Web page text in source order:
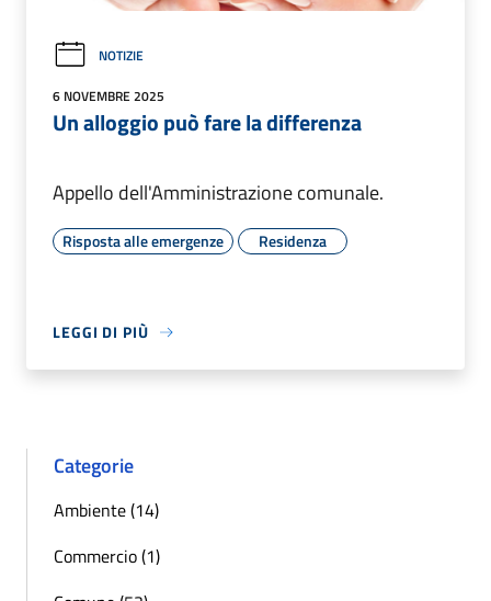
NOTIZIE
6 NOVEMBRE 2025
Un alloggio può fare la differenza
Appello dell'Amministrazione comunale.
Risposta alle emergenze Residenza
LEGGI DI PIÙ
Categorie
Ambiente (14)
Commercio (1)